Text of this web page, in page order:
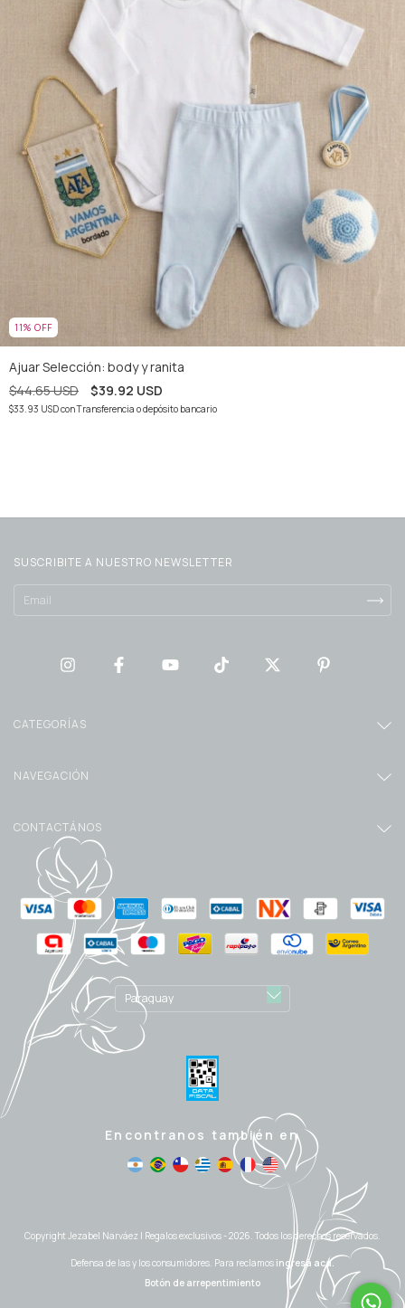
11% OFF
Ajuar Selección: body y ranita
$44.65 USD
$39.92 USD
$33.93 USDconTransferencia o depósito bancario
SUSCRIBITE A NUESTRO NEWSLETTER
CATEGORÍAS
NAVEGACIÓN
CONTACTÁNOS
Encontranos también en
Copyright Jezabel Narváez | Regalos exclusivos - 2026. Todos los derechos reservados.
Defensa de las y los consumidores. Para reclamos ingresá acá.
Botón de arrepentimiento